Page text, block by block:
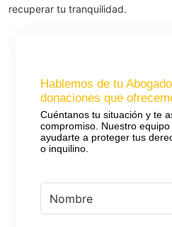
recuperar tu tranquilidad.
Hablemos de tu
donaciones que
Cuéntanos tu situación y te
compromiso. Nuestro
ayudarte a proteger tus
o inquilino.